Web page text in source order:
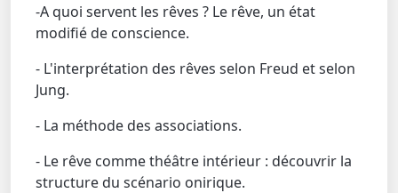
-A quoi servent les rêves ? Le rêve, un état
modifié de conscience.
- L'interprétation des rêves selon Freud et selon
Jung.
- La méthode des associations.
- Le rêve comme théâtre intérieur : découvrir la
structure du scénario onirique.